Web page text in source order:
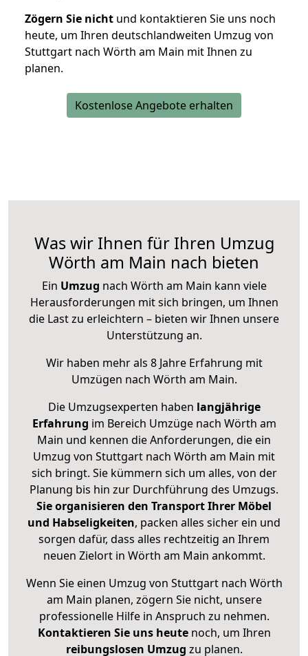
Zögern Sie nicht und kontaktieren Sie uns noch
heute, um Ihren deutschlandweiten Umzug von
Stuttgart nach Wörth am Main mit Ihnen zu
planen.
Kostenlose Angebote erhalten
Was wir Ihnen für Ihren Umzug
Wörth am Main nach bieten
Ein Umzug nach Wörth am Main kann viele
Herausforderungen mit sich bringen, um Ihnen
die Last zu erleichtern – bieten wir Ihnen unsere
Unterstützung an.
Wir haben mehr als 8 Jahre Erfahrung mit
Umzügen nach Wörth am Main.
Die Umzugsexperten haben langjährige
Erfahrung im Bereich Umzüge nach Wörth am
Main und kennen die Anforderungen, die ein
Umzug von Stuttgart nach Wörth am Main mit
sich bringt. Sie kümmern sich um alles, von der
Planung bis hin zur Durchführung des Umzugs.
Sie organisieren den Transport Ihrer Möbel
und Habseligkeiten, packen alles sicher ein und
sorgen dafür, dass alles rechtzeitig an Ihrem
neuen Zielort in Wörth am Main ankommt.
Wenn Sie einen Umzug von Stuttgart nach Wörth
am Main planen, zögern Sie nicht, unsere
professionelle Hilfe in Anspruch zu nehmen.
Kontaktieren Sie uns heutenoch, um Ihren
reibungslosen Umzug zu planen.